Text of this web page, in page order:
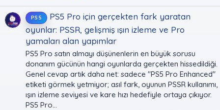
PS5
PS5 Pro için gerçekten fark yaratan
oyunlar: PSSR, gelişmiş ışın izleme ve Pro
yamaları alan yapımlar
PS5 Pro satın almayı düşünenlerin en büyük sorusu
donanım gücünün hangi oyunlarda gerçekten hissedildiği.
Genel cevap artık daha net: sadece "PS5 Pro Enhanced"
etiketi görmek yetmiyor; asıl fark, oyunun PSSR kullanımı,
ışın izleme seviyesi ve kare hızı hedefiyle ortaya çıkıyor.
PS5 Pro...